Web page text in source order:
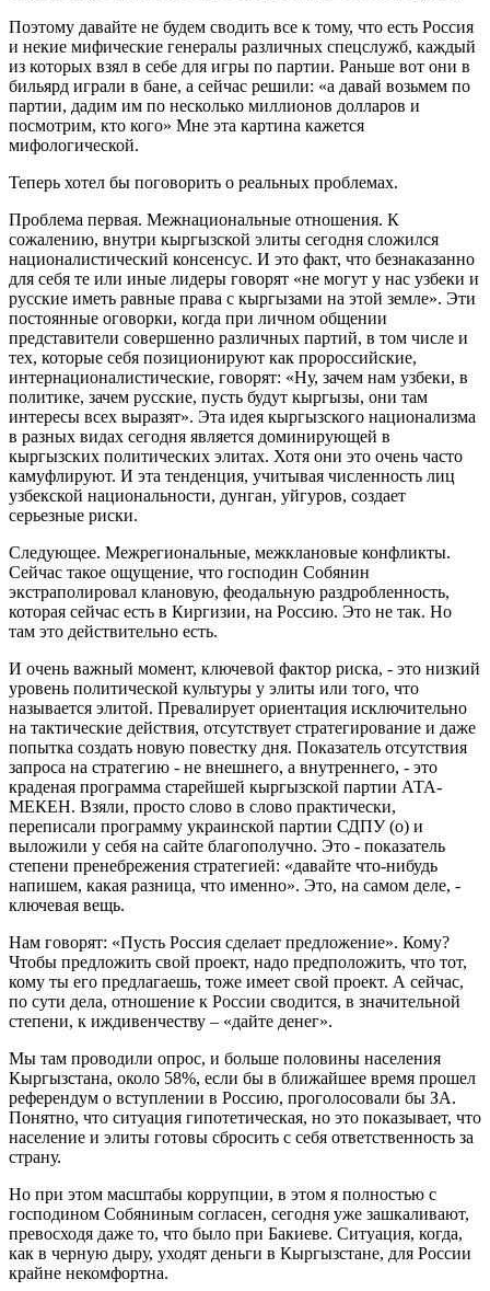
Поэтому давайте не будем сводить все к тому, что есть Россия
и некие мифические генералы различных спецслужб, каждый
из которых взял в себе для игры по партии. Раньше вот они в
бильярд играли в бане, а сейчас решили: «а давай возьмем по
партии, дадим им по несколько миллионов долларов и
посмотрим, кто кого» Мне эта картина кажется
мифологической.
Теперь хотел бы поговорить о реальных проблемах.
Проблема первая. Межнациональные отношения. К
сожалению, внутри кыргызской элиты сегодня сложился
националистический консенсус. И это факт, что безнаказанно
для себя те или иные лидеры говорят «не могут у нас узбеки и
русские иметь равные права с кыргызами на этой земле». Эти
постоянные оговорки, когда при личном общении
представители совершенно различных партий, в том числе и
тех, которые себя позиционируют как пророссийские,
интернационалистические, говорят: «Ну, зачем нам узбеки, в
политике, зачем русские, пусть будут кыргызы, они там
интересы всех выразят». Эта идея кыргызского национализма
в разных видах сегодня является доминирующей в
кыргызских политических элитах. Хотя они это очень часто
камуфлируют. И эта тенденция, учитывая численность лиц
узбекской национальности, дунган, уйгуров, создает
серьезные риски.
Следующее. Межрегиональные, межклановые конфликты.
Сейчас такое ощущение, что господин Собянин
экстраполировал клановую, феодальную раздробленность,
которая сейчас есть в Киргизии, на Россию. Это не так. Но
там это действительно есть.
И очень важный момент, ключевой фактор риска, - это низкий
уровень политической культуры у элиты или того, что
называется элитой. Превалирует ориентация исключительно
на тактические действия, отсутствует стратегирование и даже
попытка создать новую повестку дня. Показатель отсутствия
запроса на стратегию - не внешнего, а внутреннего, - это
краденая программа старейшей кыргызской партии АТА-
МЕКЕН. Взяли, просто слово в слово практически,
переписали программу украинской партии СДПУ (о) и
выложили у себя на сайте благополучно. Это - показатель
степени пренебрежения стратегией: «давайте что-нибудь
напишем, какая разница, что именно». Это, на самом деле, -
ключевая вещь.
Нам говорят: «Пусть Россия сделает предложение». Кому?
Чтобы предложить свой проект, надо предположить, что тот,
кому ты его предлагаешь, тоже имеет свой проект. А сейчас,
по сути дела, отношение к России сводится, в значительной
степени, к иждивенчеству – «дайте денег».
Мы там проводили опрос, и больше половины населения
Кыргызстана, около 58%, если бы в ближайшее время прошел
референдум о вступлении в Россию, проголосовали бы ЗА.
Понятно, что ситуация гипотетическая, но это показывает, что
население и элиты готовы сбросить с себя ответственность за
страну.
Но при этом масштабы коррупции, в этом я полностью с
господином Собяниным согласен, сегодня уже зашкаливают,
превосходя даже то, что было при Бакиеве. Ситуация, когда,
как в черную дыру, уходят деньги в Кыргызстане, для России
крайне некомфортна.